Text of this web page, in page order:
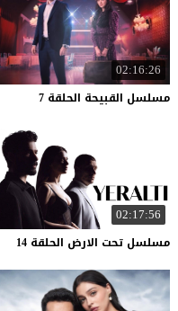
02:16:26
مسلسل القبيحة الحلقة 7
02:17:56
مسلسل تحت الارض الحلقة 14